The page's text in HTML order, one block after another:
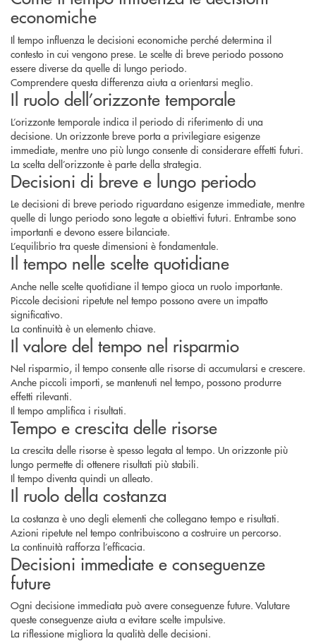
economiche
Il tempo influenza le decisioni economiche perché determina il
contesto in cui vengono prese. Le scelte di breve periodo possono
essere diverse da quelle di lungo periodo.
Comprendere questa differenza aiuta a orientarsi meglio.
Il ruolo dell’orizzonte temporale
L’orizzonte temporale indica il periodo di riferimento di una
decisione. Un orizzonte breve porta a privilegiare esigenze
immediate, mentre uno più lungo consente di considerare effetti futuri.
La scelta dell’orizzonte è parte della strategia.
Decisioni di breve e lungo periodo
Le decisioni di breve periodo riguardano esigenze immediate, mentre
quelle di lungo periodo sono legate a obiettivi futuri. Entrambe sono
importanti e devono essere bilanciate.
L’equilibrio tra queste dimensioni è fondamentale.
Il tempo nelle scelte quotidiane
Anche nelle scelte quotidiane il tempo gioca un ruolo importante.
Piccole decisioni ripetute nel tempo possono avere un impatto
significativo.
La continuità è un elemento chiave.
Il valore del tempo nel risparmio
Nel risparmio, il tempo consente alle risorse di accumularsi e crescere.
Anche piccoli importi, se mantenuti nel tempo, possono produrre
effetti rilevanti.
Il tempo amplifica i risultati.
Tempo e crescita delle risorse
La crescita delle risorse è spesso legata al tempo. Un orizzonte più
lungo permette di ottenere risultati più stabili.
Il tempo diventa quindi un alleato.
Il ruolo della costanza
La costanza è uno degli elementi che collegano tempo e risultati.
Azioni ripetute nel tempo contribuiscono a costruire un percorso.
La continuità rafforza l’efficacia.
Decisioni immediate e conseguenze
future
Ogni decisione immediata può avere conseguenze future. Valutare
queste conseguenze aiuta a evitare scelte impulsive.
La riflessione migliora la qualità delle decisioni.